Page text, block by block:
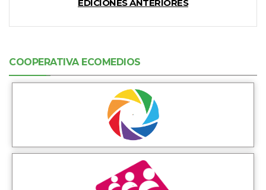
EDICIONES ANTERIORES
COOPERATIVA ECOMEDIOS